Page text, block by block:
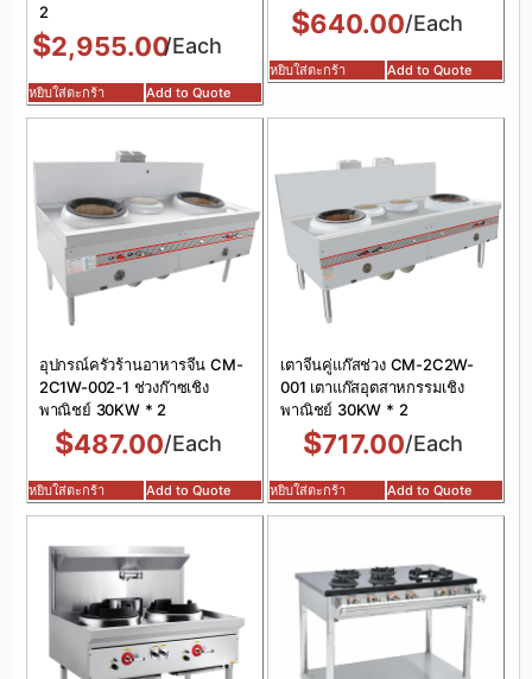
2
$2,955.00/Each
หยิบใส่ตะกร้า Add to Quote
$640.00/Each
หยิบใส่ตะกร้า Add to Quote
อุปกรณ์ครัวร้านอาหารจีน CM-
2C1W-002-1 ช่วงก๊าซเชิง
พาณิชย์ 30KW * 2
$487.00/Each
หยิบใส่ตะกร้า Add to Quote
เตาจีนคู่แก๊สช่วง CM-2C2W-
001 เตาแก๊สอุตสาหกรรมเชิง
พาณิชย์ 30KW * 2
$717.00/Each
หยิบใส่ตะกร้า Add to Quote